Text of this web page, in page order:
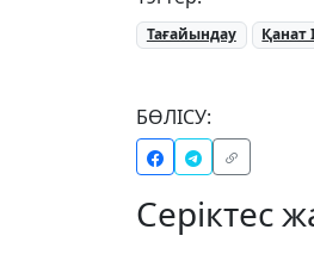
Тағайындау Қанат
БӨЛІСУ:
Серіктес